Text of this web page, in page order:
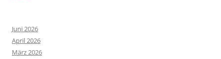
Juni 2026
April 2026
März 2026